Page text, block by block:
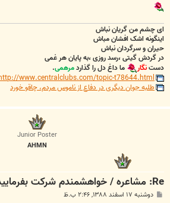
ای چشم من گریان نباش
اینگونه اشک افشان مباش
حیران و سرگردان نباش
در گردش گیتی ،رسد روزی ،به پایان هر غمی
دستنگار ما داغ دل را گذاردمرهمی.
http://www.centralclubs.com/topic-t78644.html
طلبه جوان دیگری در دفاع از ناموس مردم، چاقو خورد
Junior Poster
AHMN
Re: مشاعره / خواهشمندم شرکت بفرماييد.
پ دوشنبه ۱۷ اسفند ۱۳۸۸, ۲:۴۶ ب.ظ